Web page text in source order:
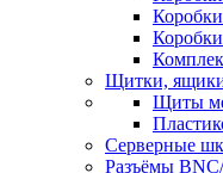
Щитки,
Щиты
Серверные
Разъёмы